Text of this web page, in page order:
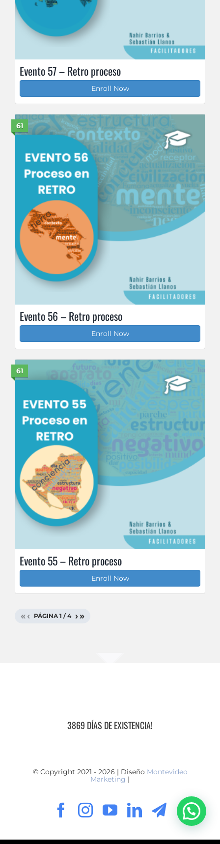
Evento 57 – Retro proceso
Enroll Now
61
Evento 56 – Retro proceso
Enroll Now
61
Evento 55 – Retro proceso
Enroll Now
«‹ ›»
PÁGINA 1 / 4
3869 DÍAS DE EXISTENCIA!
© Copyright 2021 - 2026 | Diseño Montevideo
Marketing |